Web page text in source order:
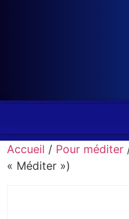
Accueil / Pour méditer
« Méditer »)